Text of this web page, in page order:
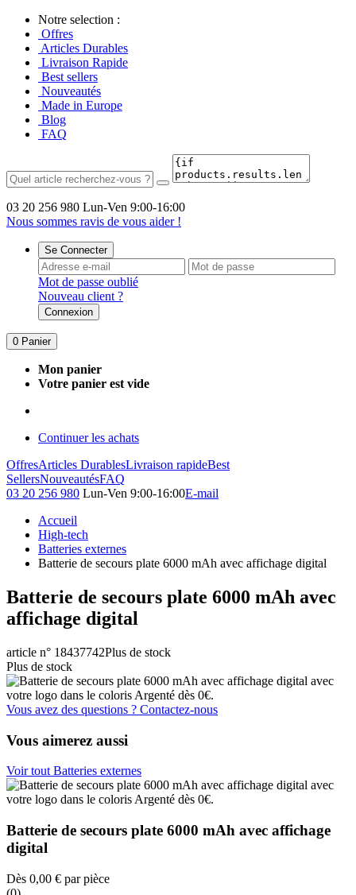
Notre selection :
Offres
Articles Durables
Livraison Rapide
Best sellers
Nouveautés
Made in Europe
Blog
FAQ
03 20 256 980 Lun-Ven 9:00-16:00
Nous sommes ravis de vous aider !
Se Connecter
Mot de passe oublié
Nouveau client ?
Connexion
0 Panier
Mon panier
Votre panier est vide
Continuer les achats
OffresArticles DurablesLivraison rapideBest
SellersNouveautésFAQ
03 20 256 980 Lun-Ven 9:00-16:00E-mail
Accueil
High-tech
Batteries externes
Batterie de secours plate 6000 mAh avec affichage digital
Batterie de secours plate 6000 mAh avec
affichage digital
article n° 18437742Plus de stock
Plus de stock
Vous avez des questions ? Contactez-nous
Vous aimerez aussi
Voir tout Batteries externes
Batterie de secours plate 6000 mAh avec affichage
digital
Dès 0,00 € par pièce